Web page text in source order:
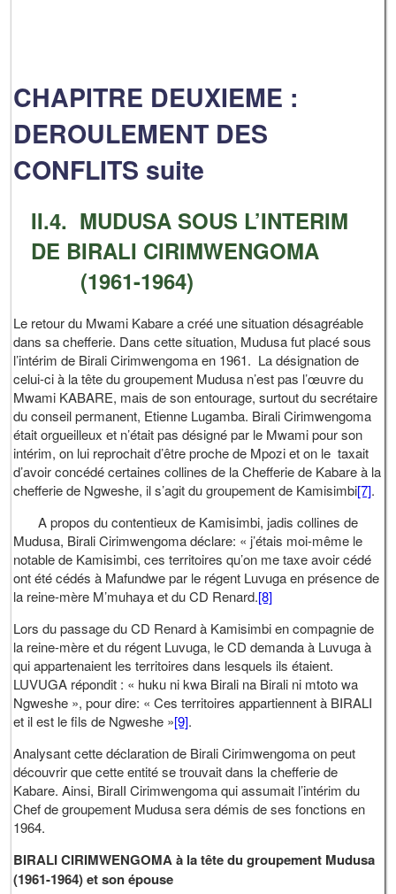
CHAPITRE DEUXIEME :
DEROULEMENT DES
CONFLITS suite
II.4. MUDUSA SOUS L’INTERIM
DE BIRALI CIRIMWENGOMA
(1961-1964)
Le retour du Mwami Kabare a créé une situation désagréable
dans sa chefferie. Dans cette situation, Mudusa fut placé sous
l’intérim de Birali Cirimwengoma en 1961. La désignation de
celui-ci à la tête du groupement Mudusa n’est pas l’œuvre du
Mwami KABARE, mais de son entourage, surtout du secrétaire
du conseil permanent, Etienne Lugamba. Birali Cirimwengoma
était orgueilleux et n’était pas désigné par le Mwami pour son
intérim, on lui reprochait d’être proche de Mpozi et on le taxait
d’avoir concédé certaines collines de la Chefferie de Kabare à la
chefferie de Ngweshe, il s’agit du groupement de Kamisimbi[7].
A propos du contentieux de Kamisimbi, jadis collines de
Mudusa, Birali Cirimwengoma déclare: « j’étais moi-même le
notable de Kamisimbi, ces territoires qu’on me taxe avoir cédé
ont été cédés à Mafundwe par le régent Luvuga en présence de
la reine-mère M’muhaya et du CD Renard.[8]
Lors du passage du CD Renard à Kamisimbi en compagnie de
la reine-mère et du régent Luvuga, le CD demanda à Luvuga à
qui appartenaient les territoires dans lesquels ils étaient.
LUVUGA répondit : « huku ni kwa Birali na Birali ni mtoto wa
Ngweshe », pour dire: « Ces territoires appartiennent à BIRALI
et il est le fils de Ngweshe »[9].
Analysant cette déclaration de Birali Cirimwengoma on peut
découvrir que cette entité se trouvait dans la chefferie de
Kabare. Ainsi, BiralI Cirimwengoma qui assumait l’intérim du
Chef de groupement Mudusa sera démis de ses fonctions en
1964.
BIRALI CIRIMWENGOMA à la tête du groupement Mudusa
(1961-1964) et son épouse